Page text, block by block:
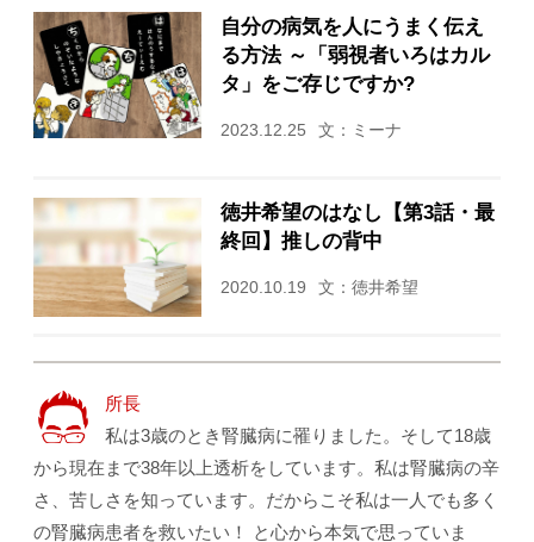
自分の病気を人にうまく伝え
る方法 ～「弱視者いろはカル
タ」をご存じですか?
2023.12.25 文：ミーナ
徳井希望のはなし【第3話・最
終回】推しの背中
2020.10.19 文：徳井希望
所長
私は3歳のとき腎臓病に罹りました。そして18歳
から現在まで38年以上透析をしています。私は腎臓病の辛
さ、苦しさを知っています。だからこそ私は一人でも多く
の腎臓病患者を救いたい！ と心から本気で思っていま